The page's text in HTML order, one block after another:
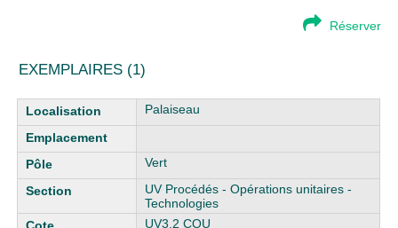
Réserver
EXEMPLAIRES (1)
Liste des exemplaires Palaiseau
Vert
UV Procédés - Opérations unitaires -
Technologies
UV3.2 COU